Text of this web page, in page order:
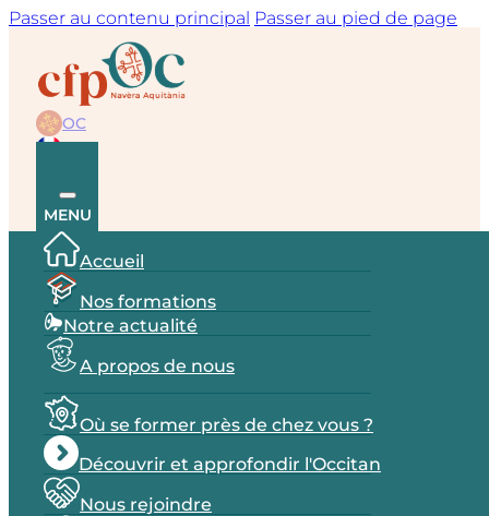
Passer au contenu principal Passer au pied de page
OC
MENU
Accueil
Nos formations
Notre actualité
A propos de nous
Où se former près de chez vous ?
Découvrir et approfondir l'Occitan
Nous rejoindre